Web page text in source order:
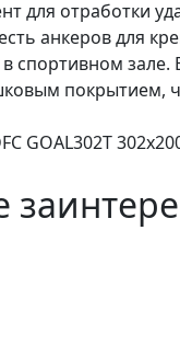
для отработки
анкеров для
спортивном зале.
покрытием,
GOAL302T